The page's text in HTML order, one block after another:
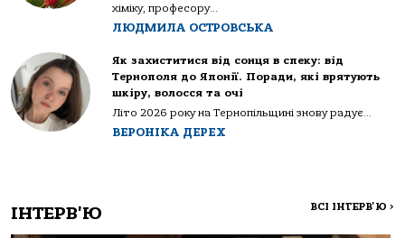
хіміку, професору...
ЛЮДМИЛА ОСТРОВСЬКА
Як захиститися від сонця в спеку: від
Тернополя до Японії. Поради, які врятують
шкіру, волосся та очі
Літо 2026 року на Тернопільщині знову радує...
ВЕРОНІКА ДЕРЕХ
ІНТЕРВ'Ю ВСІ ІНТЕРВ'Ю >